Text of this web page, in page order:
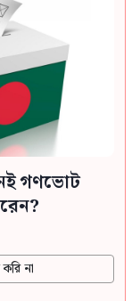
গণভোট
না